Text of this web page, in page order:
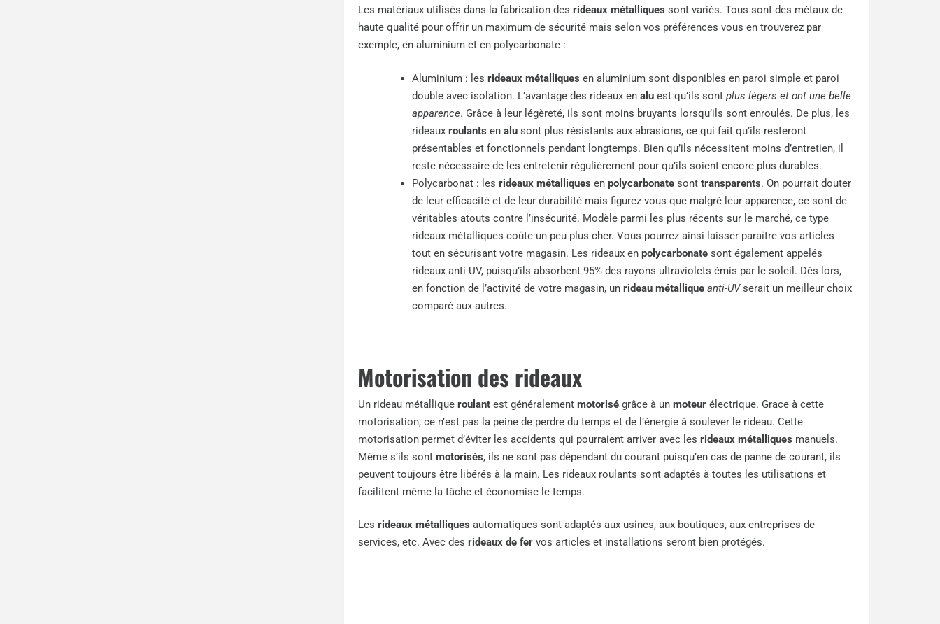
Les matériaux utilisés dans la fabrication desrideaux métalliquessont variés. Tous sont des métaux de
haute qualité pour offrir un maximum de sécurité mais selon vos préférences vous en trouverez par
exemple, en aluminium et en polycarbonate :
Aluminium : lesrideaux métalliques en aluminium sont disponibles en paroi simple et paroi
double avec isolation. L’avantage des rideaux enaluest qu’ils sontplus légers et ont une belle
apparence. Grâce à leur légèreté, ils sont moins bruyants lorsqu’ils sont enroulés. De plus, les
rideauxroulantsenalu sont plus résistants aux abrasions, ce qui fait qu’ils resteront
présentables et fonctionnels pendant longtemps. Bien qu’ils nécessitent moins d’entretien, il
reste nécessaire de les entretenir régulièrement pour qu’ils soient encore plus durables.
Polycarbonat : lesrideaux métalliques enpolycarbonatesonttransparents. On pourrait douter
de leur efficacité et de leur durabilité mais figurez-vous que malgré leur apparence, ce sont de
véritables atouts contre l’insécurité. Modèle parmi les plus récents sur le marché, ce type
rideaux métalliques coûte un peu plus cher. Vous pourrez ainsi laisser paraître vos articles
tout en sécurisant votre magasin. Les rideaux enpolycarbonatesont également appelés
rideaux anti-UV, puisqu’ils absorbent 95% des rayons ultraviolets émis par le soleil. Dès lors,
en fonction de l’activité de votre magasin, unrideau métallique anti-UVserait un meilleur choix
comparé aux autres.
Motorisation des rideaux
Un rideau métalliqueroulant est généralementmotoriségrâce à unmoteurélectrique. Grace à cette
motorisation, ce n’est pas la peine de perdre du temps et de l’énergie à soulever le rideau. Cette
motorisation permet d’éviter les accidents qui pourraient arriver avec lesrideaux métalliques manuels.
Même s’ils sontmotorisés, ils ne sont pas dépendant du courant puisqu’en cas de panne de courant, ils
peuvent toujours être libérés à la main. Les rideaux roulants sont adaptés à toutes les utilisations et
facilitent même la tâche et économise le temps.
Lesrideaux métalliques automatiques sont adaptés aux usines, aux boutiques, aux entreprises de
services, etc. Avec desrideaux de fer vos articles et installations seront bien protégés.